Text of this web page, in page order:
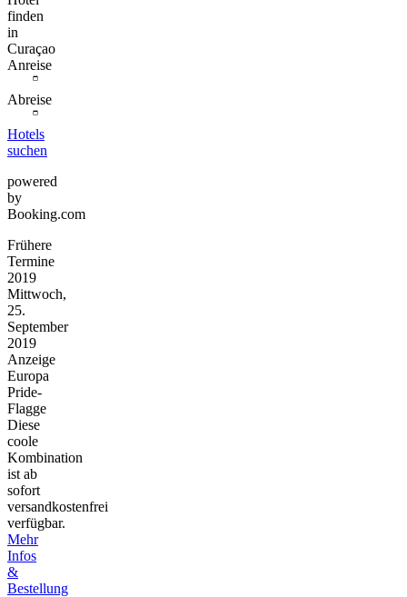
finden
in
Curaçao
Anreise
Abreise
Hotels
suchen
powered
by
Booking.com
Frühere
Termine
2019
Mittwoch,
25.
September
2019
Anzeige
Europa
Pride-
Flagge
Diese
coole
Kombination
ist ab
sofort
versandkostenfrei
verfügbar.
Mehr
Infos
&
Bestellung